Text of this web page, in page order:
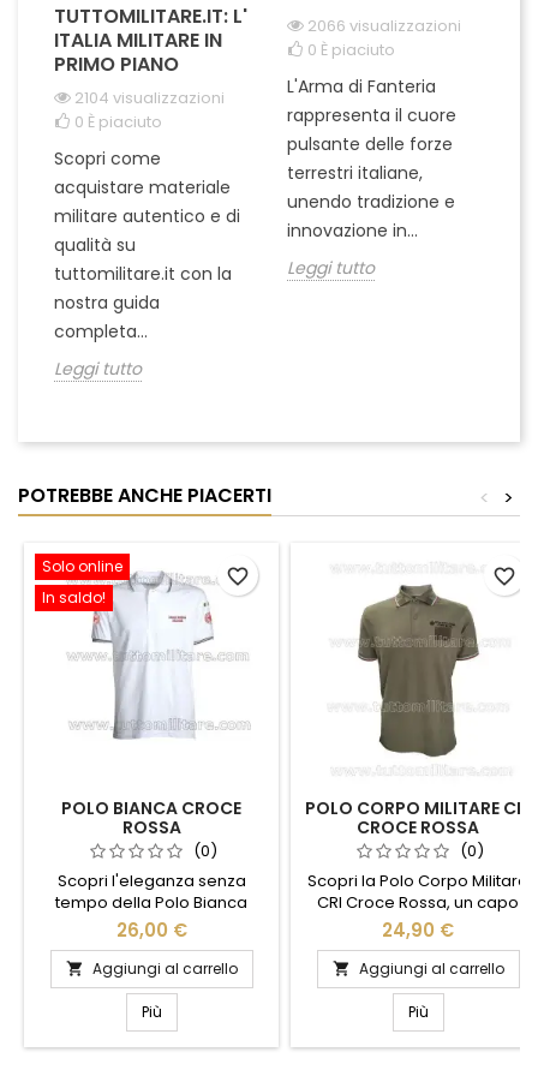
TUTTOMILITARE.IT: L'
ITALIA MILITARE IN
PRIMO PIANO
2104 visualizzazioni
0 È piaciuto
Scopri come
acquistare materiale
militare autentico e di
qualità su
tuttomilitare.it con la
nostra guida
completa...
Leggi tutto
2066 visualizzazioni
0 È piaciuto
L'Arma di Fanteria
rappresenta il cuore
pulsante delle forze
terrestri italiane,
unendo tradizione e
innovazione in...
Leggi tutto
POTREBBE ANCHE PIACERTI >
<
Solo online
In saldo!
POLO BIANCA CROCE
ROSSA
(0)
Scopri l'eleganza senza
tempo della Polo Bianca
Croce Rossa. Realizzata in
cotone di alta qualità, questa
polo offre comfort e stile in
ogni occasione. Il design
classico è arricchito dal
distintivo logo della Croce
Rossa, simbolo di solidarietà
26,00 €
 Aggiungi al carrello
Più
favorite_border
POLO CORPO MILITARE CRI
CROCE ROSSA
(0)
Scopri la Polo Corpo Militare
CRI Croce Rossa, un capo
d'abbigliamento che unisce
stile e funzionalità. Realizzata
con materiali di alta qualità,
questa polo offre comfort e
resistenza, ideale per chi è
sempre in movimento. Il
design elegante, arricchito
24,90 €
 Aggiungi al carrello
Più
favorite_border